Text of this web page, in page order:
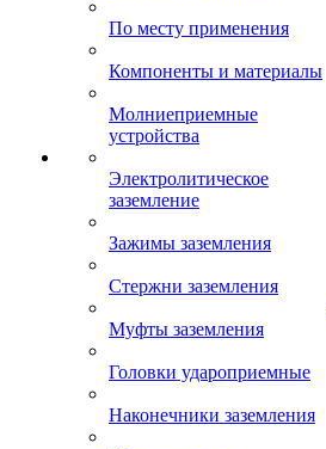
По месту применения
Компоненты и материалы
Молниеприемные
устройства
Электролитическое
заземление
Зажимы заземления
Стержни заземления
Муфты заземления
Головки удароприемные
Наконечники заземления